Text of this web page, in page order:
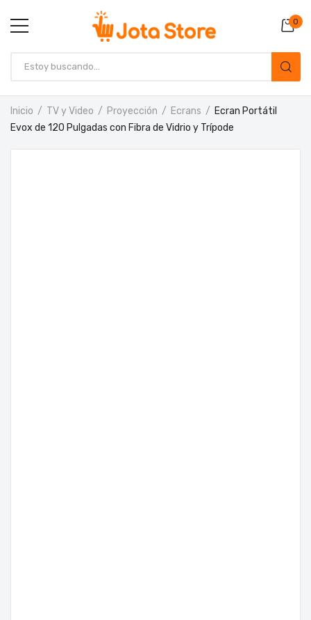
0
Inicio TV y Video Proyección Ecrans
Ecran Portátil
Evox de 120 Pulgadas con Fibra de Vidrio y Trípode